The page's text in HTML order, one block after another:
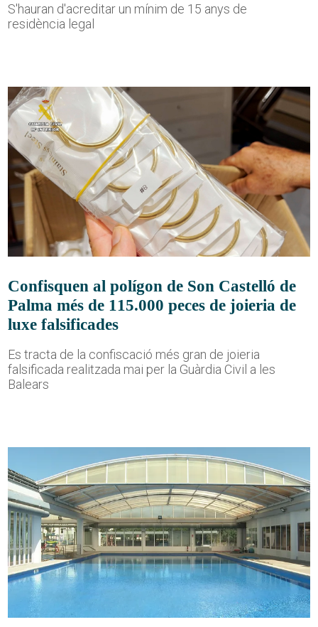
S'hauran d'acreditar un mínim de 15 anys de
residència legal
Confisquen al polígon de Son Castelló de
Palma més de 115.000 peces de joieria de
luxe falsificades
Es tracta de la confiscació més gran de joieria
falsificada realitzada mai per la Guàrdia Civil a les
Balears